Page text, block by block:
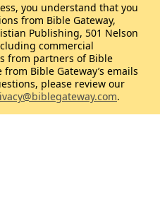
you understand that you
from Bible Gateway,
Publishing, 501 Nelson
commercial
from partners of Bible
Bible Gateway’s emails
please review our
.